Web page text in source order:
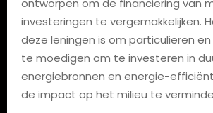
investeringen te vergemakkelijken.
deze leningen is om particulieren
te moedigen om te investeren in
energiebronnen en energie-
de impact op het milieu te